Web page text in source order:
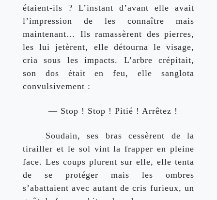
étaient-ils ? L’instant d’avant elle avait
l’impression de les connaître mais
maintenant… Ils ramassèrent des pierres,
les lui jetèrent, elle détourna le visage,
cria sous les impacts. L’arbre crépitait,
son dos était en feu, elle sanglota
convulsivement :
— Stop ! Stop ! Pitié ! Arrêtez !
Soudain, ses bras cessèrent de la
tirailler et le sol vint la frapper en pleine
face. Les coups plurent sur elle, elle tenta
de se protéger mais les ombres
s’abattaient avec autant de cris furieux, un